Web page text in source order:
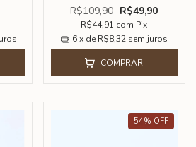
R$109,90 R$49,90
R$44,91 com Pix
6 x de R$8,32 sem juros
COMPRAR
54% OFF